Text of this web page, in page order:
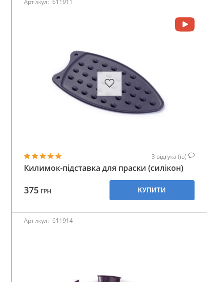
Артикул: 611911
3 відгука (ів)
Килимок-підставка для праски (силікон)
375 ГРН КУПИТИ
Артикул: 611914